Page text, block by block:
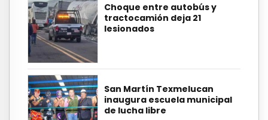
Choque entre autobús y
tractocamión deja 21
lesionados
San Martín Texmelucan
inaugura escuela municipal
de lucha libre